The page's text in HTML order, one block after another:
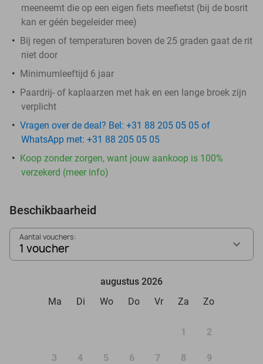
meeneemt die op een eigen fiets meefietst (bij de bosrit
kan er géén begeleider mee)
Bij regen of temperaturen boven de 25 graden gaat de rit
niet door
Minimumleeftijd 6 jaar
Paardrij- of kaplaarzen met hak en een lange broek zijn
verplicht
Vragen over de deal? Bel: +31 88 205 05 05 of
WhatsApp met: +31 88 205 05 05
Koop zonder zorgen, want jouw aankoop is 100%
verzekerd (meer info)
Beschikbaarheid
Aantal vouchers:
1 voucher
augustus 2026
Ma
Di Wo Do Vr Za Zo
1 2
3 4 5 6 7 8 9